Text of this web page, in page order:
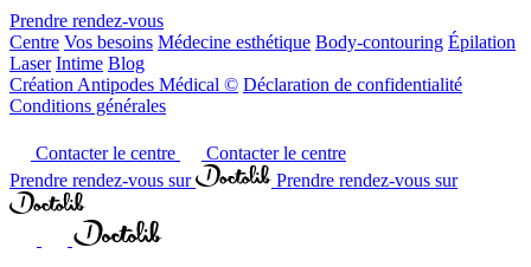
Prendre rendez-vous
Centre Vos besoins Médecine esthétique Body-contouring Épilation
Laser Intime Blog
Création Antipodes Médical © Déclaration de confidentialité
Conditions générales
Contacter le centre
Contacter le centre
Prendre rendez-vous sur
Prendre rendez-vous sur